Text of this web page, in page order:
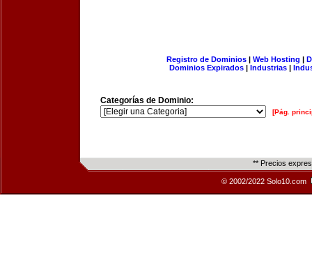
Registro de Dominios| Web Hosting |
Dominios Expirados | Industrias |
Categorías de Dominio:
[Pág.
** Precios
© 2002/2022 Solo10.com